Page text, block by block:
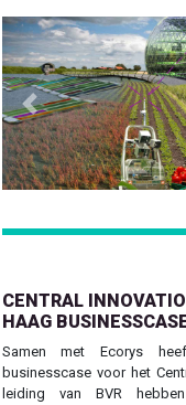
Previous
CENTRAL
HAAG
Samen met Ecorys
businesscase voor het
leiding van BVR